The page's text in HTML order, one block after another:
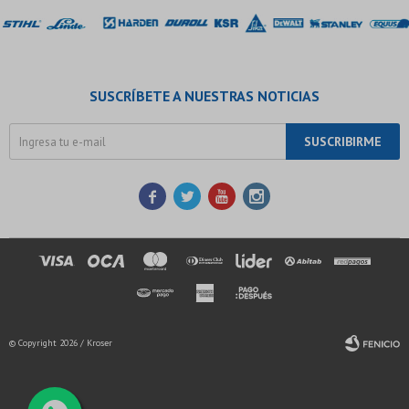
SUSCRÍBETE A NUESTRAS NOTICIAS
SUSCRIBIRME
   
© Copyright 2026 / Kroser